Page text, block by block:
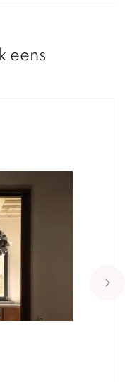
eens